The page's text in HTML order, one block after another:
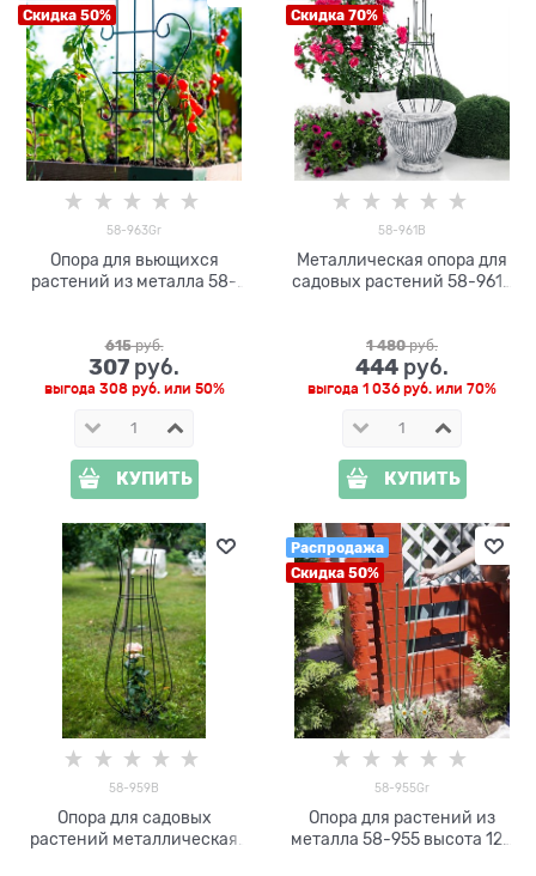
Скидка 50%
58-963Gr
Опора для вьющихся
растений из металла 58-
615 руб.
307 руб.
выгода 308 руб.или 50%
КУПИТЬ
Скидка 70%
58-961B
Металлическая опора для
садовых растений 58-961B
1 480 руб.
444 руб.
выгода 1 036 руб. или 70%
КУПИТЬ
58-959B
Опора для садовых
растений металлическая
Распродажа
Скидка 50%
58-955Gr
Опора для растений из
металла 58-955 высота 120